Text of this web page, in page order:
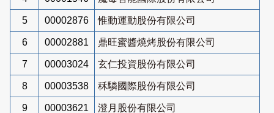
5 00002876 惟動運動股份有限公司
6 00002881 鼎旺蜜醬燒烤股份有限公司
7 00003024 玄仁投資股份有限公司
8 00003538 秝驎國際股份有限公司
9 00003621 澄月股份有限公司